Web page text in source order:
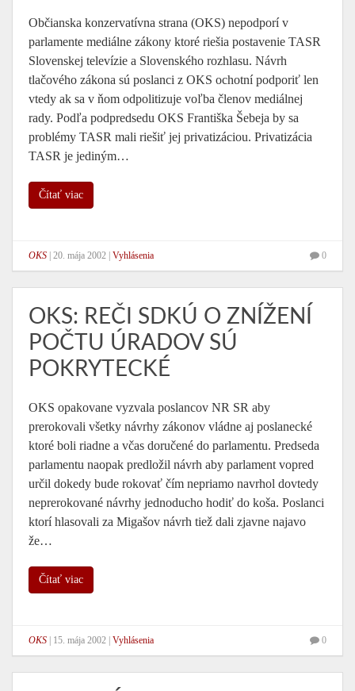
Občianska konzervatívna strana (OKS) nepodporí v
parlamente mediálne zákony ktoré riešia postavenie TASR
Slovenskej televízie a Slovenského rozhlasu. Návrh
tlačového zákona sú poslanci z OKS ochotní podporiť len
vtedy ak sa v ňom odpolitizuje voľba členov mediálnej
rady. Podľa podpredsedu OKS Františka Šebeja by sa
problémy TASR mali riešiť jej privatizáciou. Privatizácia
TASR je jediným…
Čítať viac
OKS 20. mája 2002 Vyhlásenia 0
OKS: REČI SDKÚ O ZNÍŽENÍ
POČTU ÚRADOV SÚ
POKRYTECKÉ
OKS opakovane vyzvala poslancov NR SR aby
prerokovali všetky návrhy zákonov vládne aj poslanecké
ktoré boli riadne a včas doručené do parlamentu. Predseda
parlamentu naopak predložil návrh aby parlament vopred
určil dokedy bude rokovať čím nepriamo navrhol dovtedy
neprerokované návrhy jednoducho hodiť do koša. Poslanci
ktorí hlasovali za Migašov návrh tiež dali zjavne najavo
že…
Čítať viac
OKS 15. mája 2002 Vyhlásenia 0